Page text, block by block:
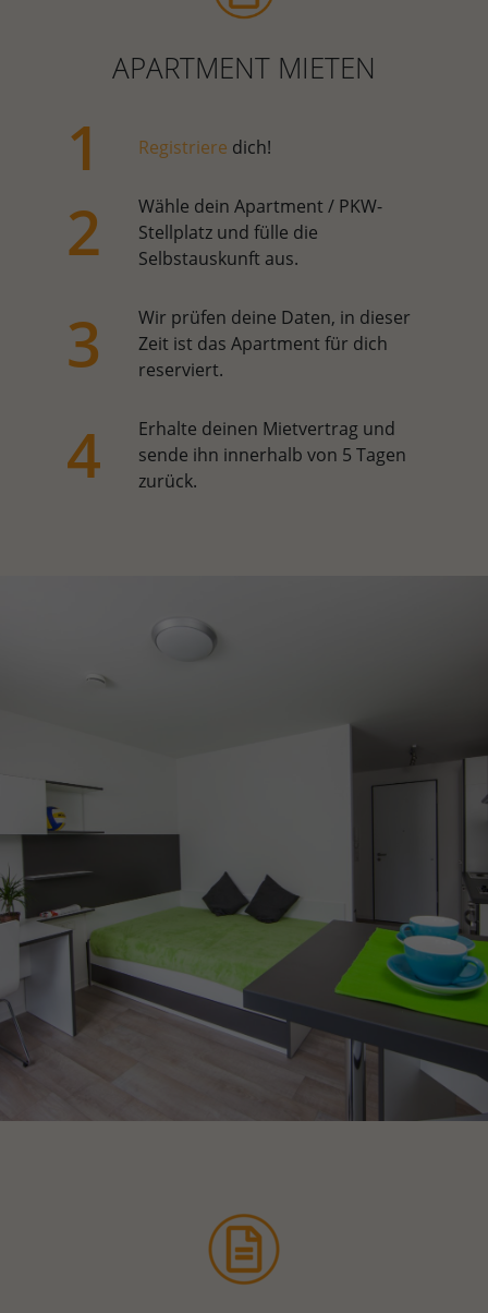
APARTMENT MIETEN
Registriere dich!
Wähle dein Apartment / PKW-
Stellplatz und fülle die
Selbstauskunft aus.
Wir prüfen deine Daten, in dieser
Zeit ist das Apartment für dich
reserviert.
Erhalte deinen Mietvertrag und
sende ihn innerhalb von 5 Tagen
zurück.